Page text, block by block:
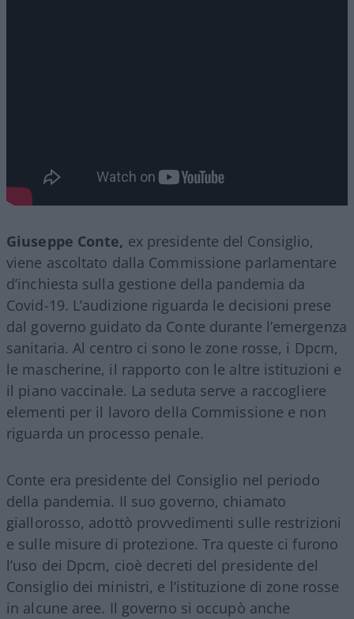
Giuseppe Conte, ex presidente del Consiglio,
viene ascoltato dalla Commissione parlamentare
d’inchiesta sulla gestione della pandemia da
Covid-19. L’audizione riguarda le decisioni prese
dal governo guidato da Conte durante l’emergenza
sanitaria. Al centro ci sono le zone rosse, i Dpcm,
le mascherine, il rapporto con le altre istituzioni e
il piano vaccinale. La seduta serve a raccogliere
elementi per il lavoro della Commissione e non
riguarda un processo penale.
Conte era presidente del Consiglio nel periodo
della pandemia. Il suo governo, chiamato
giallorosso, adottò provvedimenti sulle restrizioni
e sulle misure di protezione. Tra queste ci furono
l’uso dei Dpcm, cioè decreti del presidente del
Consiglio dei ministri, e l’istituzione di zone rosse
in alcune aree. Il governo si occupò anche